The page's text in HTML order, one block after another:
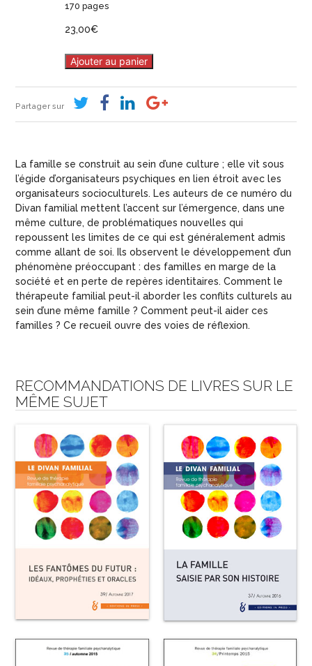
170 pages
23,00€
Ajouter au panier
Partager sur
La famille se construit au sein d’une culture ; elle vit sous
l’égide d’organisateurs psychiques en lien étroit avec les
organisateurs socioculturels. Les auteurs de ce numéro du
Divan familial mettent l’accent sur l’émergence, dans une
même culture, de problématiques nouvelles qui
repoussent les limites de ce qui est généralement admis
comme allant de soi. Ils observent le développement d’un
phénomène préoccupant : des familles en marge de la
société et en perte de repères identitaires. Comment le
thérapeute familial peut-il aborder les conflits culturels au
sein d’une même famille ? Comment peut-il aider ces
familles ? Ce recueil ouvre des voies de réflexion.
RECOMMANDATIONS DE LIVRES SUR LE
MÊME SUJET